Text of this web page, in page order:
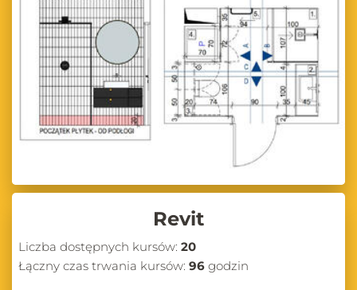
Revit
Liczba dostępnych kursów: 20
Łączny czas trwania kursów: 96 godzin